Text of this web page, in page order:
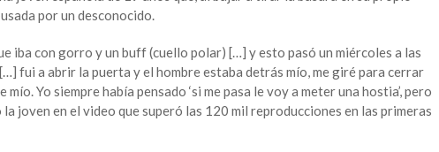
por un desconocido.
iba con gorro y un buff (cuello polar) […] y esto pasó un miércoles a las
fui a abrir la puerta y el hombre estaba detrás mío, me giré para cerrar
Yo siempre había pensado ‘si me pasa le voy a meter una hostia’, pero
la joven en el video que superó las 120 mil reproducciones en las primeras